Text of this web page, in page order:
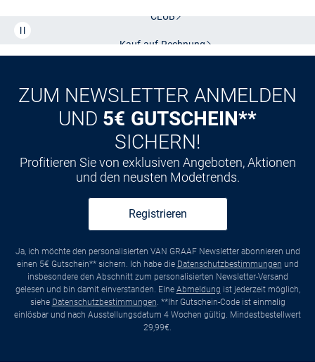
CLUB
Kauf auf Rechnung
ZUM NEWSLETTER ANMELDEN
UND 5€ GUTSCHEIN**
SICHERN!
Profitieren Sie von exklusiven Angeboten, Aktionen
und den neusten Modetrends.
Registrieren
Ja, ich möchte den personalisierten VAN GRAAF Newsletter abonnieren und
einen 5€ Gutschein** sichern. Ich habe die Datenschutzbestimmungen und
insbesondere den Abschnitt zum personalisierten Newsletter-Versand
gelesen und bin damit einverstanden. Eine Abmeldung ist jederzeit möglich,
siehe Datenschutzbestimmungen. **Ihr Gutschein-Code ist einmalig
einlösbar und nach Ausstellungsdatum 4 Wochen gültig. Mindestbestellwert
29,99€.